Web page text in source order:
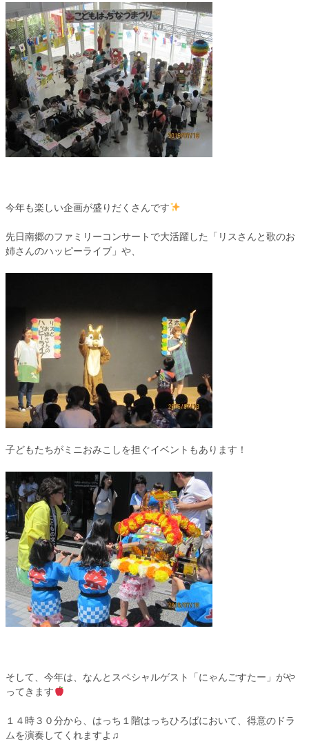
今年も楽しい企画が盛りだくさんです
先日南郷のファミリーコンサートで大活躍した「リスさんと歌のお
姉さんのハッピーライブ」や、
子どもたちがミニおみこしを担ぐイベントもあります！
そして、今年は、なんとスペシャルゲスト「にゃんごすたー」がや
ってきます
１４時３０分から、はっち１階はっちひろばにおいて、得意のドラ
ムを演奏してくれますよ♫